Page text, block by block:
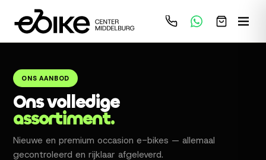
ONS AANBOD
Ons volledige
assortiment.
Nieuwe en premium occasion e-bikes — allemaal
gecontroleerd en rijklaar afgeleverd.